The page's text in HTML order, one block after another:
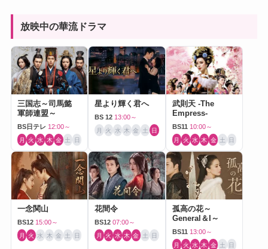
放映中の華流ドラマ
三国志～司馬懿
軍師連盟～
BS日テレ 12:00～
月 火 水 木 金 土 日
星より輝く君へ
BS 12 13:00～
月 火 水 木 金 土 日
武則天 -The
Empress-
BS11 10:00～
月 火 水 木 金 土 日
一念関山
BS12 15:00～
月 火 水 木 金 土 日
花間令
BS12 07:00～
月 火 水 木 金 土 日
孤高の花～
General＆I～
BS11 13:00～
月 火 水 木 金 土 日